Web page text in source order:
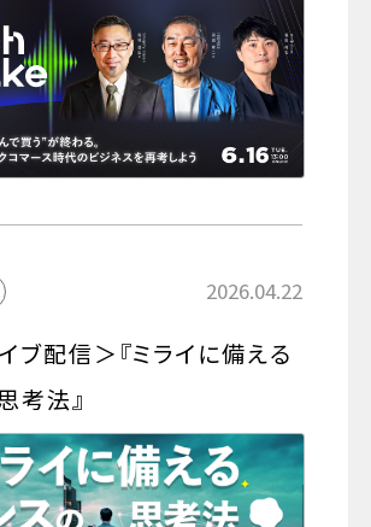
2026.04.22
ブ配信＞『ミライに備える
考法』